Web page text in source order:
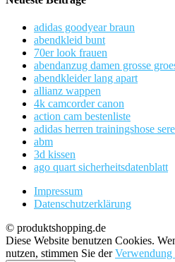
adidas goodyear braun
abendkleid bunt
70er look frauen
abendanzug damen grosse
abendkleider lang apart
allianz wappen
4k camcorder canon
action cam bestenliste
adidas herren trainingshose
abm
3d kissen
ago quart sicherheitsdatenblatt
Impressum
Datenschutzerklärung
© produktshopping.de
Diese Website benutzen Cookies.
nutzen, stimmen Sie der